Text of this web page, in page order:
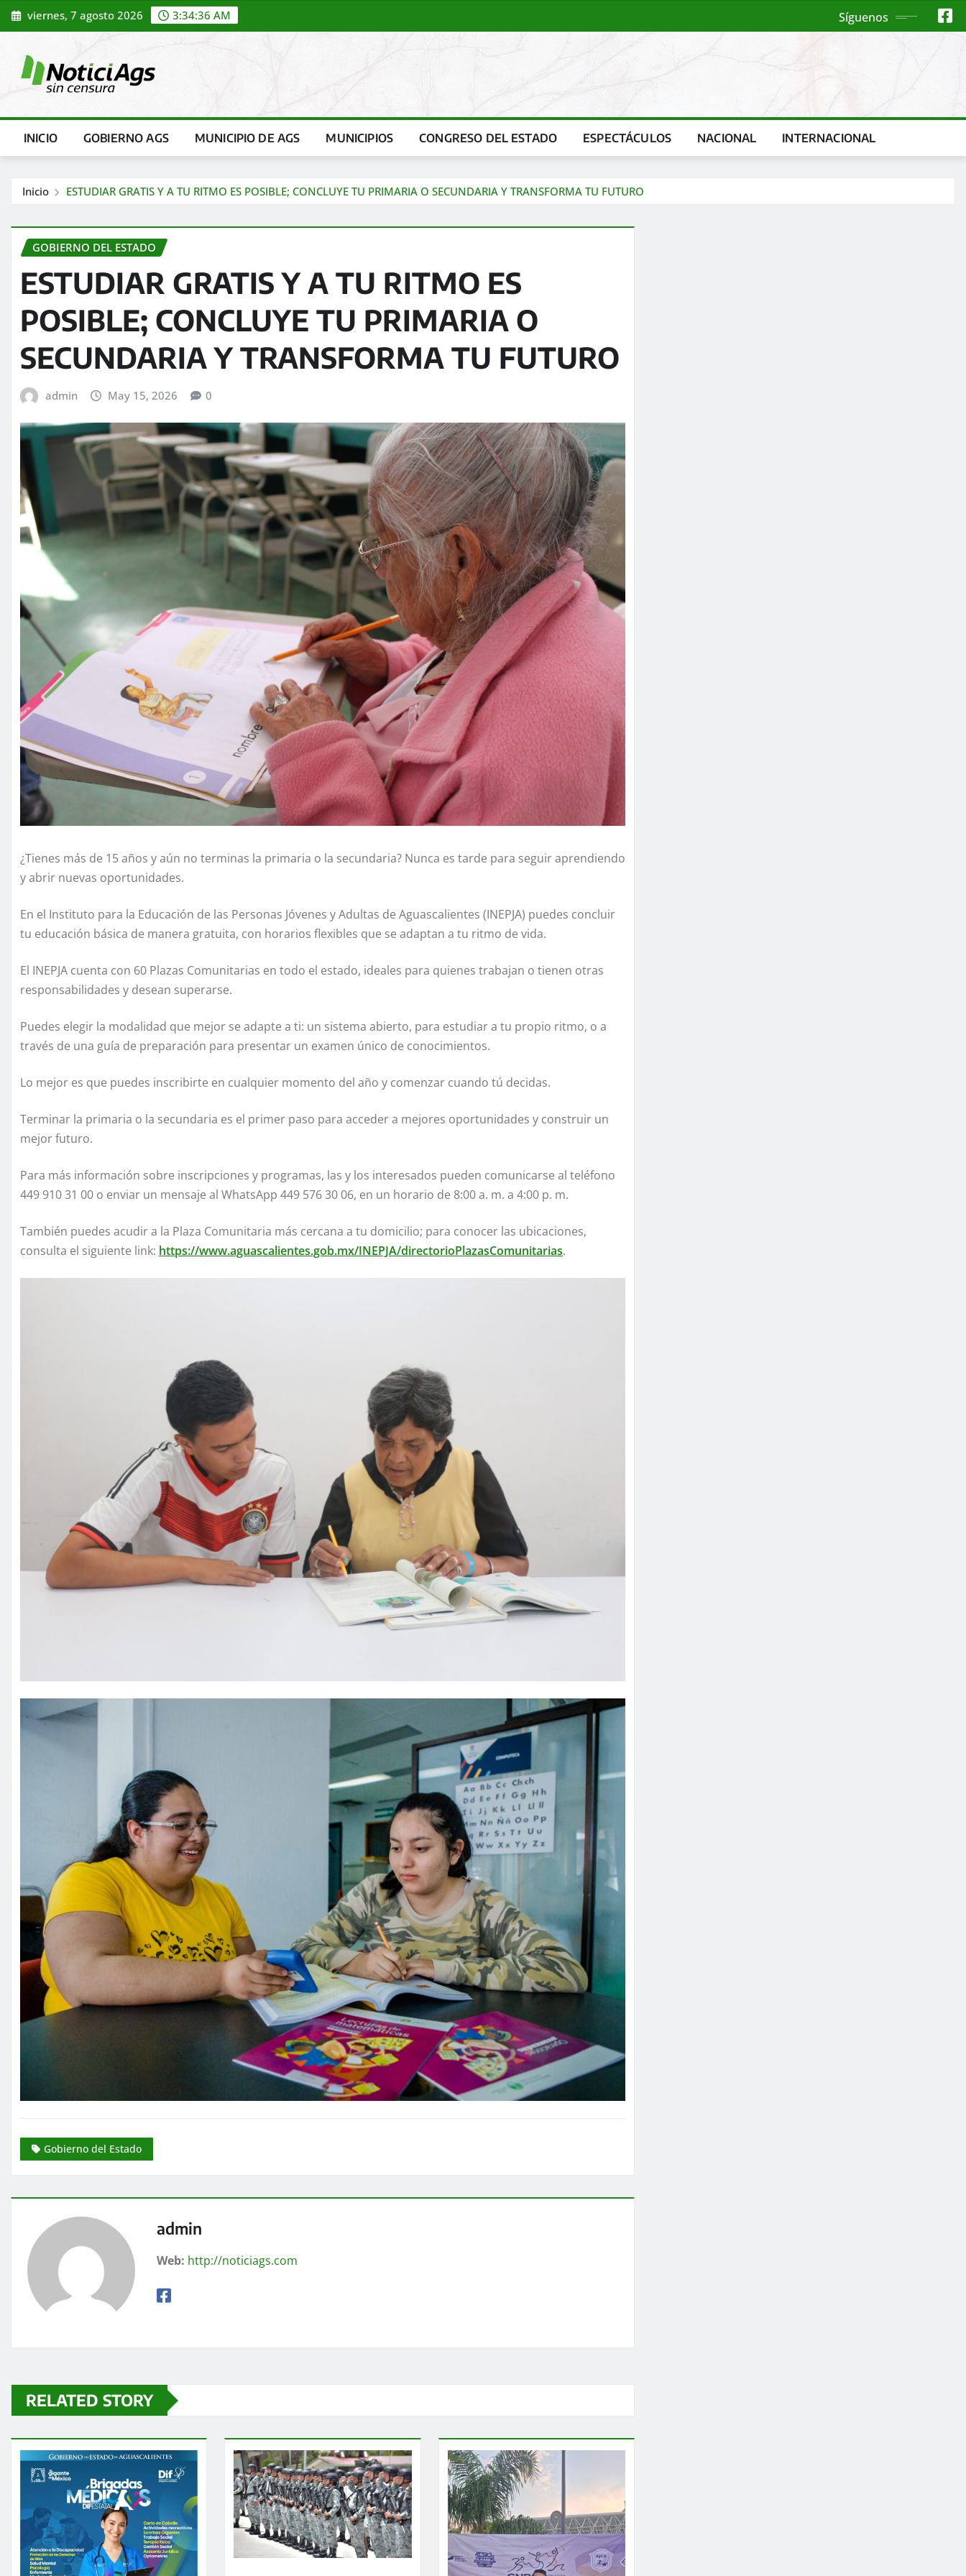
Saltar
al
viernes, 7 agosto 2026 3:34:38 AM Síguenos
INICIO GOBIERNO AGS MUNICIPIO DE AGS MUNICIPIOS CONGRESO DEL ESTADO ESPECTÁCULOS NACIONAL INTERNACIONAL
Inicio ESTUDIAR GRATIS Y A TU RITMO ES POSIBLE; CONCLUYE TU PRIMARIA O SECUNDARIA Y TRANSFORMA TU FUTURO
GOBIERNO DEL ESTADO
ESTUDIAR GRATIS Y A TU RITMO ES
POSIBLE; CONCLUYE TU PRIMARIA O
SECUNDARIA Y TRANSFORMA TU FUTURO
admin May 15, 2026 0
¿Tienes más de 15 años y aún no terminas la primaria o la secundaria? Nunca es tarde para seguir aprendiendo
y abrir nuevas oportunidades.
En el Instituto para la Educación de las Personas Jóvenes y Adultas de Aguascalientes (INEPJA) puedes concluir
tu educación básica de manera gratuita, con horarios flexibles que se adaptan a tu ritmo de vida.
El INEPJA cuenta con 60 Plazas Comunitarias en todo el estado, ideales para quienes trabajan o tienen otras
responsabilidades y desean superarse.
Puedes elegir la modalidad que mejor se adapte a ti: un sistema abierto, para estudiar a tu propio ritmo, o a
través de una guía de preparación para presentar un examen único de conocimientos.
Lo mejor es que puedes inscribirte en cualquier momento del año y comenzar cuando tú decidas.
Terminar la primaria o la secundaria es el primer paso para acceder a mejores oportunidades y construir un
mejor futuro.
Para más información sobre inscripciones y programas, las y los interesados pueden comunicarse al teléfono
449 910 31 00 o enviar un mensaje al WhatsApp 449 576 30 06, en un horario de 8:00 a. m. a 4:00 p. m.
También puedes acudir a la Plaza Comunitaria más cercana a tu domicilio; para conocer las ubicaciones,
consulta el siguiente link: https://www.aguascalientes.gob.mx/INEPJA/directorioPlazasComunitarias.
Gobierno del Estado
admin
Web: http://noticiags.com
RELATED STORY